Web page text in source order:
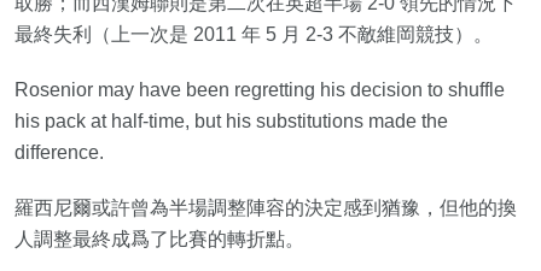
最終失利（上一次是 2011 年 5 月 2-3 不敵維岡競技）。
Rosenior may have been regretting his decision to shuffle
his pack at half-time, but his substitutions made the
difference.
羅西尼爾或許曾為半場調整陣容的決定感到猶豫，但他的換
人調整最終成爲了比賽的轉折點。